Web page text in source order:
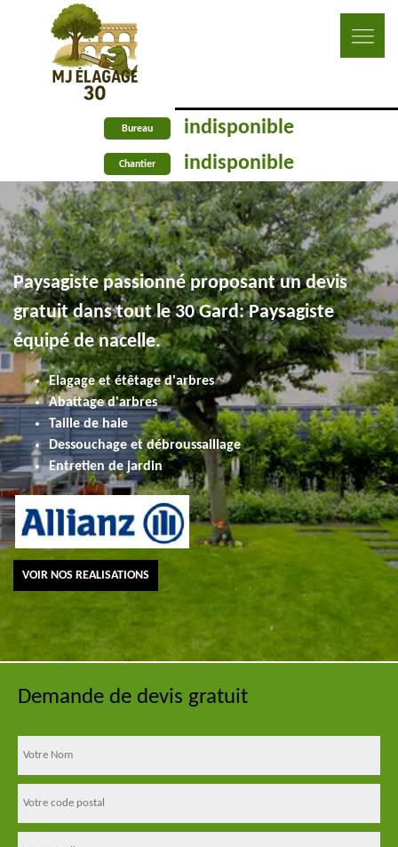
Bureau indisponible
Chantier indisponible
Paysagiste passionné proposant un devis
gratuit dans tout le 30 Gard: Paysagiste
équipé de nacelle.
Elagage et étêtage d'arbres
Abattage d'arbres
Taille de haie
Dessouchage et débroussaillage
Entretien de jardin
VOIR NOS REALISATIONS
Demande de devis gratuit